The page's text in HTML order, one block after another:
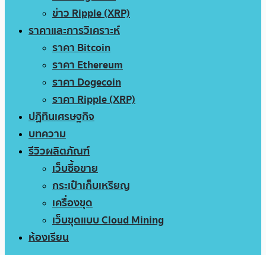
ข่าว Ripple (XRP)
ราคาและการวิเคราะห์
ราคา Bitcoin
ราคา Ethereum
ราคา Dogecoin
ราคา Ripple (XRP)
ปฏิทินเศรษฐกิจ
บทความ
รีวิวผลิตภัณฑ์
เว็บซื้อขาย
กระเป๋าเก็บเหรียญ
เครื่องขุด
เว็บขุดแบบ Cloud Mining
ห้องเรียน